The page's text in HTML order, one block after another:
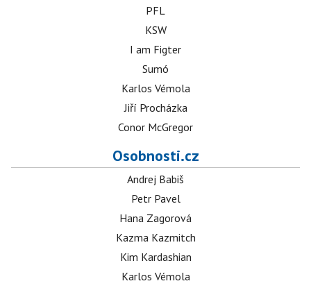
PFL
KSW
I am Figter
Sumó
Karlos Vémola
Jiří Procházka
Conor McGregor
Osobnosti.cz
Andrej Babiš
Petr Pavel
Hana Zagorová
Kazma Kazmitch
Kim Kardashian
Karlos Vémola